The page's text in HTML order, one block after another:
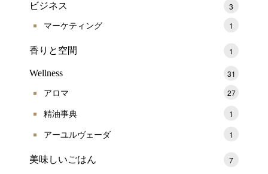
ビジネス 3
マーケティング 1
香りと空間 1
Wellness 31
アロマ 27
精油事典 1
アーユルヴェーダ 1
美味しいごはん 7